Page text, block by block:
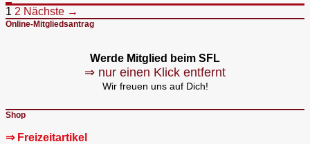
Beitragsnavigation
1 2 Nächste →
Online-Mitgliedsantrag
Werde Mitglied beim SFL
⇒ nur einen Klick entfernt
Wir freuen uns auf Dich!
Shop
⇒ Freizeitartikel